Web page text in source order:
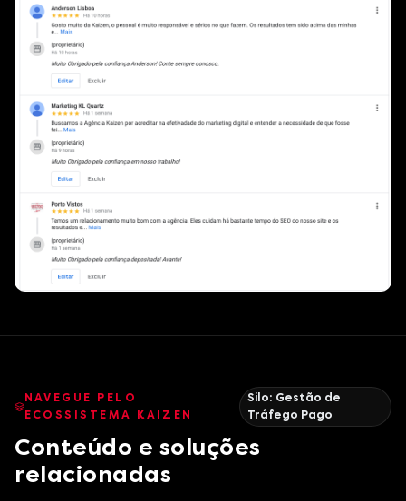
NAVEGUE PELO
ECOSSISTEMA KAIZEN
Silo: Gestão de
Tráfego Pago
Conteúdo e soluções
relacionadas